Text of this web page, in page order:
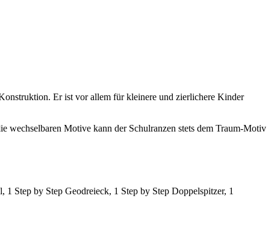
Er ist vor allem für kleinere und zierlichere Kinder
Motive kann der Schulranzen stets dem Traum-Motiv
Step by Step Geodreieck, 1 Step by Step Doppelspitzer, 1